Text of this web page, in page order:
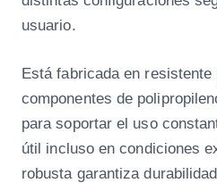
n
t
d
a
d
usuario.
Está fabricada en
componentes de
para soportar el uso
útil incluso en condiciones
robusta garantiza